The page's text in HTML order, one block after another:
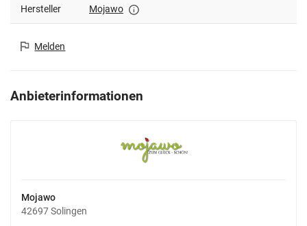
Hersteller Mojawo
Melden
Anbieterinformationen
Mojawo
42697 Solingen